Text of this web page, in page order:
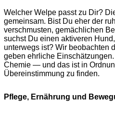
Welcher Welpe passt zu Dir?
gemeinsam. Bist Du eher der
verschmusten, gemächlichen
suchst Du einen aktiveren
unterwegs ist? Wir beobachten
geben ehrliche
Chemie — und das ist in
Übereinstimmung zu finden.
Pflege, Ernährung und